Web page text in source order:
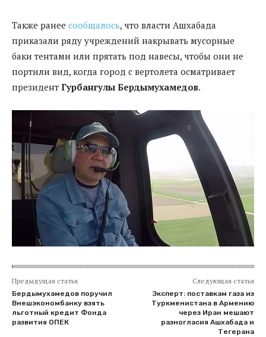
Также ранее сообщалось, что власти Ашхабада
приказали ряду учреждений накрывать мусорные
баки тентами или прятать под навесы, чтобы они не
портили вид, когда город с вертолета осматривает
президент Гурбангулы Бердымухамедов.
Предыдущая статья
Бердымухамедов поручил
Внешэкономбанку взять
льготный кредит Фонда
развития ОПЕК
Следующая статья
Эксперт: поставкам газа из
Туркменистана в Армению
через Иран мешают
разногласия Ашхабада и
Тегерана